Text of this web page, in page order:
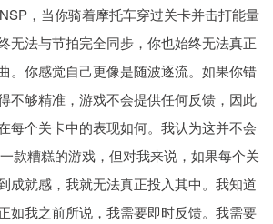
，当你骑着摩托车穿过关卡并击打能量
无法与节拍完全同步，你也始终无法真正
。你感觉自己更像是随波逐流。如果你错
不够精准，游戏不会提供任何反馈，因此
每个关卡中的表现如何。我认为这并不会
款糟糕的游戏，但对我来说，如果每个关
成就感，我就无法真正投入其中。我知道
如我之前所说，我需要即时反馈。我需要